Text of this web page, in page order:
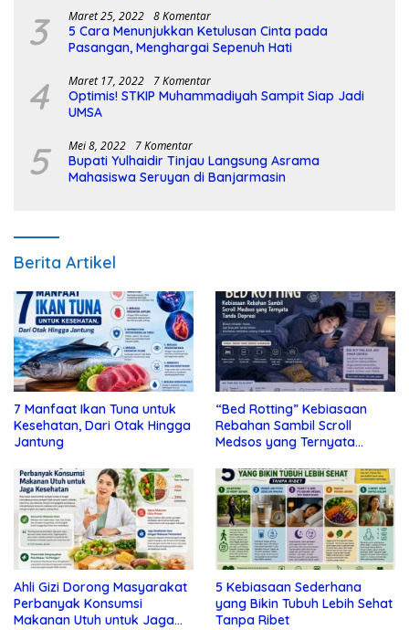
3 Maret 25, 2022 8 Komentar
5 Cara Menunjukkan Ketulusan Cinta pada
Pasangan, Menghargai Sepenuh Hati
4 Maret 17, 2022 7 Komentar
Optimis! STKIP Muhammadiyah Sampit Siap Jadi
UMSA
5 Mei 8, 2022 7 Komentar
Bupati Yulhaidir Tinjau Langsung Asrama
Mahasiswa Seruyan di Banjarmasin
Berita Artikel
7 Manfaat Ikan Tuna untuk
Kesehatan, Dari Otak Hingga
Jantung
“Bed Rotting” Kebiasaan
Rebahan Sambil Scroll
Medsos yang Ternyata
Ahli Gizi Dorong Masyarakat
Perbanyak Konsumsi
Makanan Utuh untuk Jaga
5 Kebiasaan Sederhana
yang Bikin Tubuh Lebih Sehat
Tanpa Ribet